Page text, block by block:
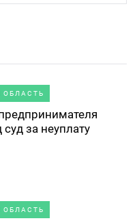
ОБЛАСТЬ
суд за неуплату
ОБЛАСТЬ